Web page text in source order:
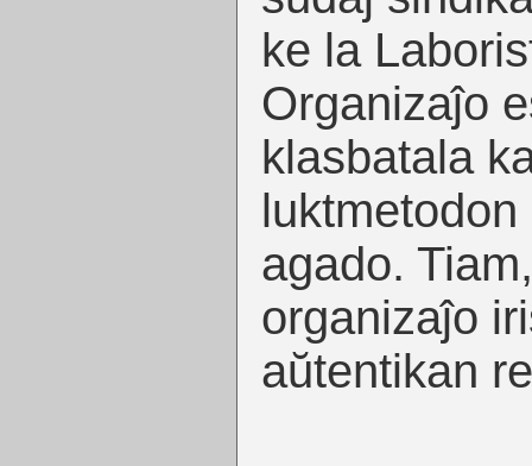
ke la
Organizaĵo
klasbatala
agado.
organizaĵo
aŭtentikan